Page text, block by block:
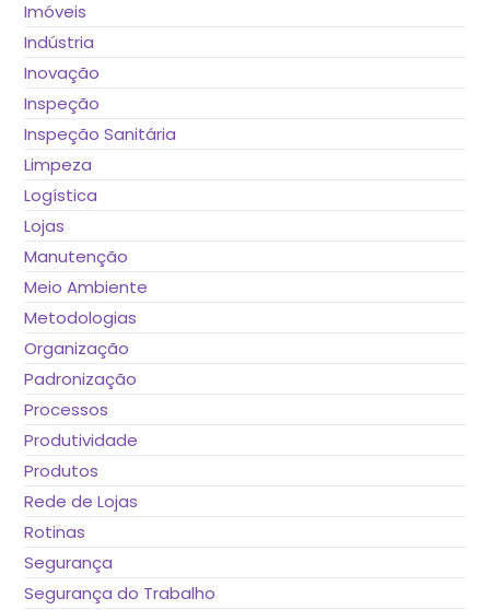
Imóveis
Indústria
Inovação
Inspeção
Inspeção Sanitária
Limpeza
Logística
Lojas
Manutenção
Meio Ambiente
Metodologias
Organização
Padronização
Processos
Produtividade
Produtos
Rede de Lojas
Rotinas
Segurança
Segurança do Trabalho